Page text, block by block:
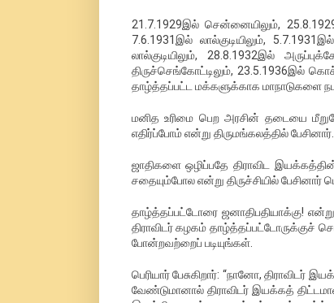
21.7.1929இல் சென்னையிலும்,
7.6.1931இல் லால்குடியிலும்,
லால்குடியிலும், 28.8.1932இல்
திருச்செங்கோட்டிலும், 23.5.1936இல்
தாழ்த்தப்பட்ட மக்களுக்காக மாநாடுகளை
மனித உரிமை பெற அரசின் தடையை
எதிர்ப்போம் என்று திருமங்கலத்தில் பேசினார்.
ஜாதிகளை ஒழிப்பதே திராவிட
சதையும்போல என்று திருச்சியில் பேசினார்
தாழ்த்தப்பட்டோரை ஜனாதிபதியாக்கு!
திராவிடர் கழகம் தாழ்த்தப்பட்டோருக்குச்
போன்றவற்றைப் படியுங்கள்.
பெரியார் பேசுகிறார்: “நானோ,
வேண்டுமானால் திராவிடர் இயக்கத்